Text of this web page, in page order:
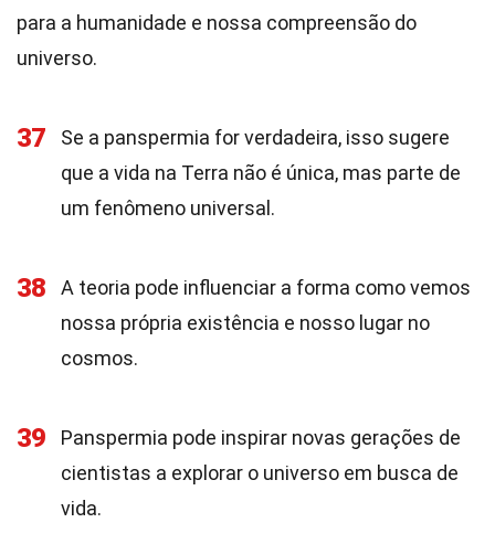
para a humanidade e nossa compreensão do
universo.
37
Se a panspermia for verdadeira, isso sugere
que a vida na Terra não é única, mas parte de
um fenômeno universal.
38
A teoria pode influenciar a forma como vemos
nossa própria existência e nosso lugar no
cosmos.
39
Panspermia pode inspirar novas gerações de
cientistas a explorar o universo em busca de
vida.